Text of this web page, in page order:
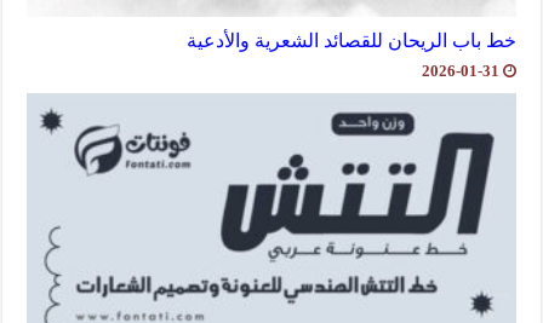
خط باب الريحان للقصائد الشعرية والأدعية
2026-01-31